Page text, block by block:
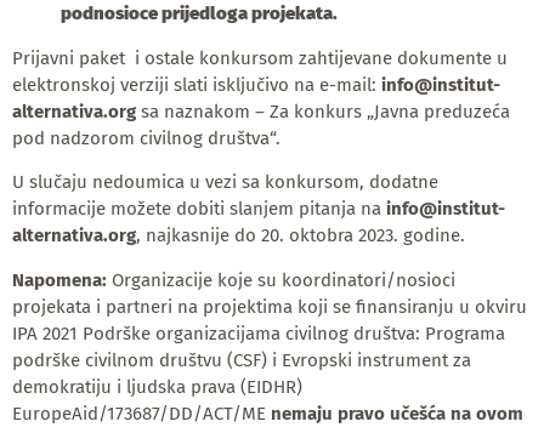
podnosioce prijedloga projekata.
Prijavni paket i ostale konkursom zahtijevane dokumente u
elektronskoj verziji slati isključivo na e-mail: info@institut-
alternativa.org sa naznakom – Za konkurs „Javna preduzeća
pod nadzorom civilnog društva“.
U slučaju nedoumica u vezi sa konkursom, dodatne
informacije možete dobiti slanjem pitanja na info@institut-
alternativa.org, najkasnije do 20. oktobra 2023. godine.
Napomena: Organizacije koje su koordinatori/nosioci
projekata i partneri na projektima koji se finansiranju u okviru
IPA 2021 Podrške organizacijama civilnog društva: Programa
podrške civilnom društvu (CSF) i Evropski instrument za
demokratiju i ljudska prava (EIDHR)
EuropeAid/173687/DD/ACT/ME nemaju pravo učešća na ovom